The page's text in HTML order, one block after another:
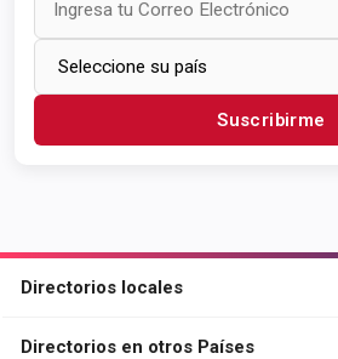
Suscribirme
Directorios locales
Directorios en otros Países